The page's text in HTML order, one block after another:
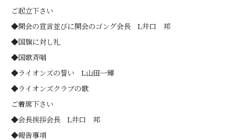
ご起立下さい
◆開会の宣言並びに開会のゴング会長 L井口 邦
◆国旗に対し礼
◆国歌斉唱
◆ライオンズの誓い L山田一輝
◆ライオンズクラブの歌
ご着席下さい
◆会長挨拶会長 L井口 邦
◆報告事項